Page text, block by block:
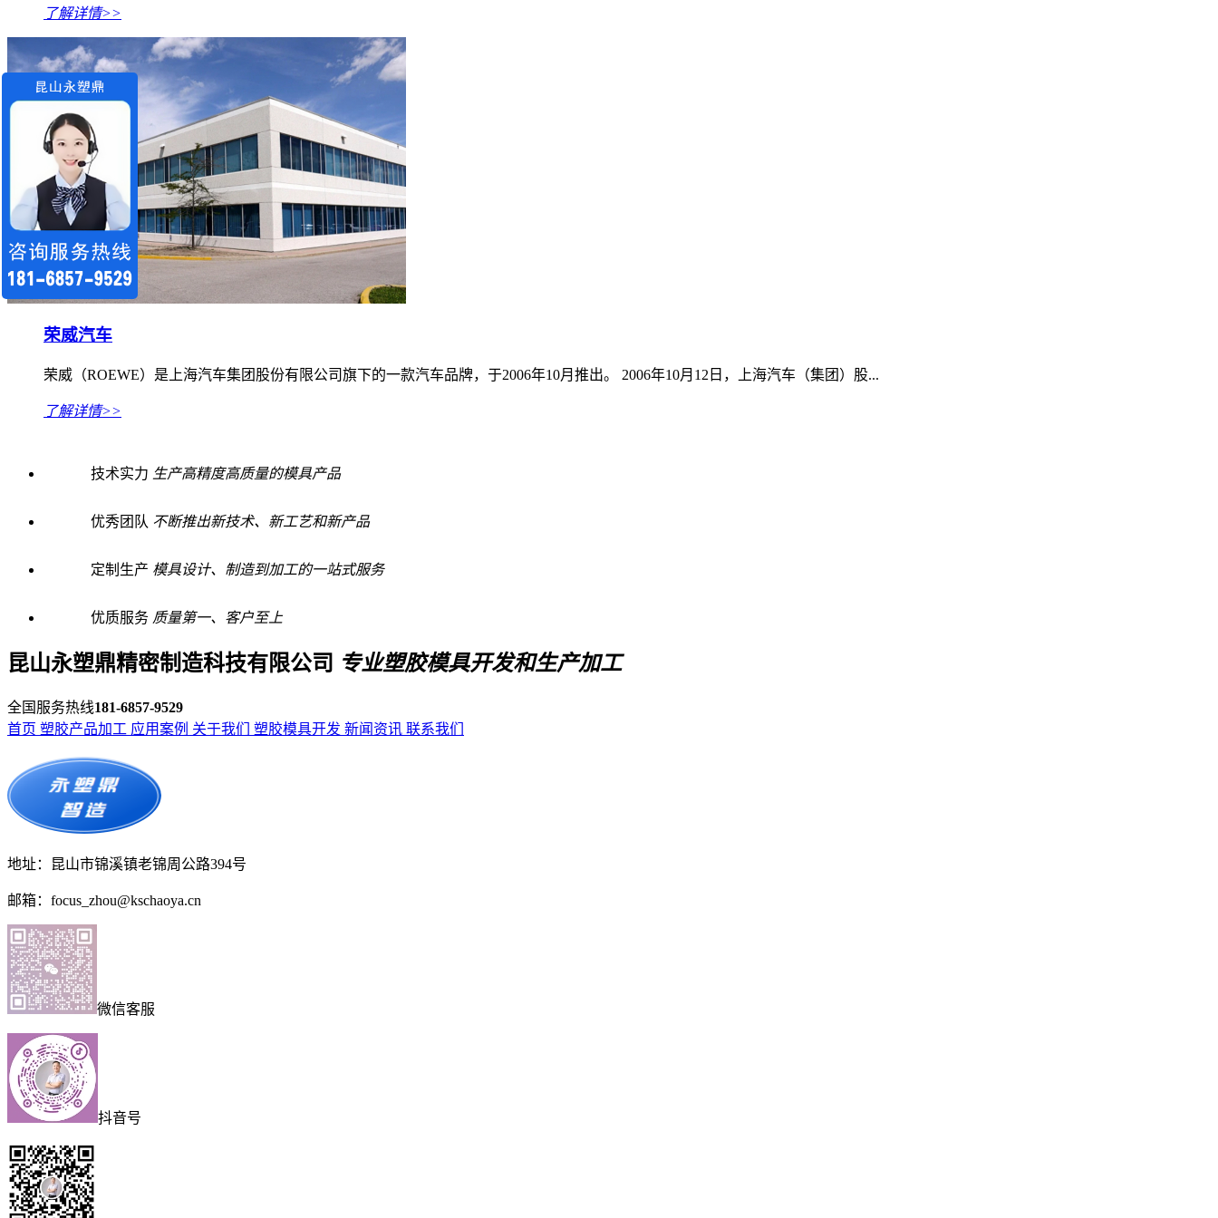
了解详情>>
荣威汽车
荣威（ROEWE）是上海汽车集团股份有限公司旗下的一款汽车品牌，于2006年10月推出。 2006年10月12日，上海汽车（集团）股...
了解详情>>
技术实力 生产高精度高质量的模具产品
优秀团队 不断推出新技术、新工艺和新产品
定制生产 模具设计、制造到加工的一站式服务
优质服务 质量第一、客户至上
昆山永塑鼎精密制造科技有限公司 专业塑胶模具开发和生产加工
全国服务热线181-6857-9529
首页 塑胶产品加工 应用案例 关于我们 塑胶模具开发 新闻资讯 联系我们
地址：昆山市锦溪镇老锦周公路394号
邮箱：focus_zhou@kschaoya.cn
微信客服
抖音号